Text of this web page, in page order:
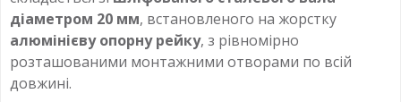
діаметром 20 мм, встановленого на жорстку
алюмінієву опорну рейку, з рівномірно
розташованими монтажними отворами по всій
довжині.